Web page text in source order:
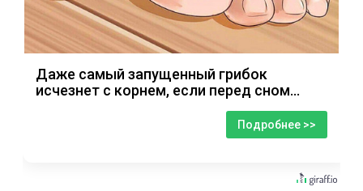
Даже самый запущенный грибок
исчезнет с корнем, если перед сном…
Подробнее >>